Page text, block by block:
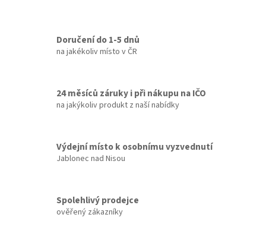
Doručení do 1-5 dnů
na jakékoliv místo v ČR
24 měsíců záruky i při nákupu na IČO
na jakýkoliv produkt z naší nabídky
Výdejní místo k osobnímu vyzvednutí
Jablonec nad Nisou
Spolehlivý prodejce
ověřený zákazníky